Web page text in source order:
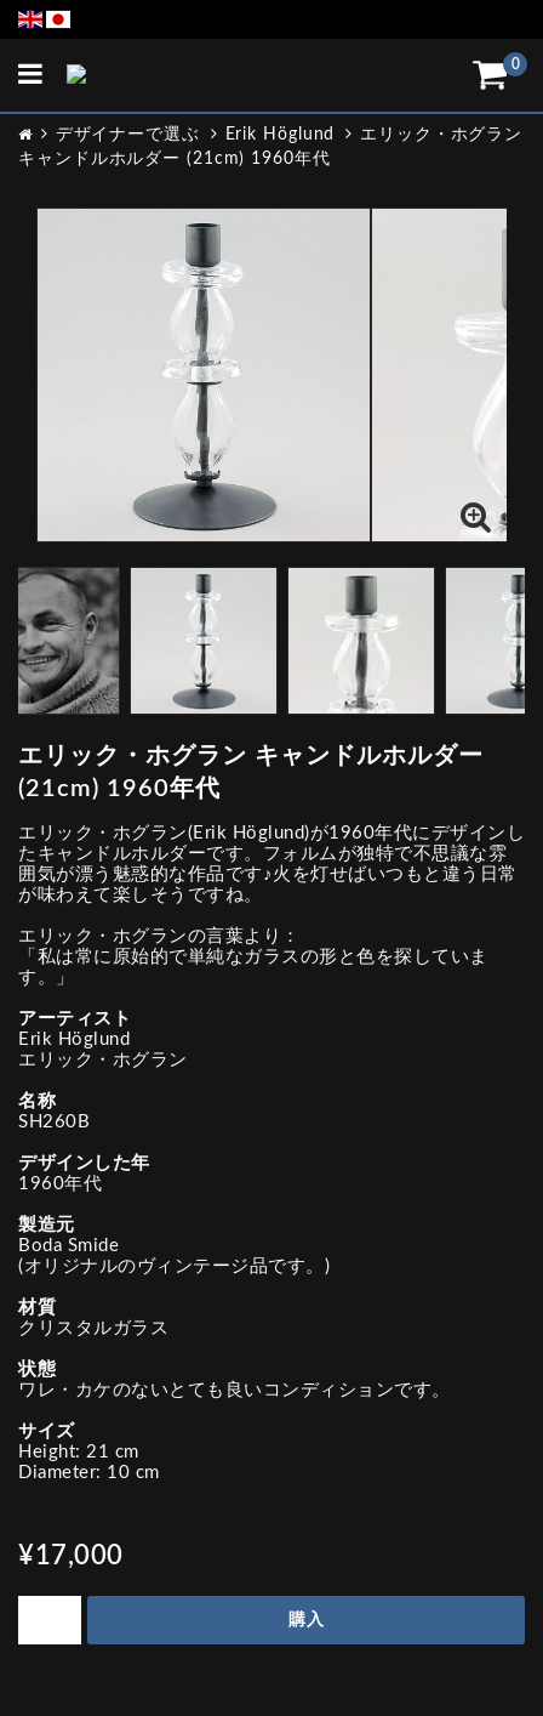
0
Toggle
デザイナーで選ぶ Erik Höglund
エリック・ホグラン
キャンドルホルダー (21cm) 1960年代
エリック・ホグラン キャンドルホルダー
(21cm) 1960年代
エリック・ホグラン(Erik Höglund)が1960年代にデザインし
たキャンドルホルダーです。フォルムが独特で不思議な雰
囲気が漂う魅惑的な作品です♪火を灯せばいつもと違う日常
が味わえて楽しそうですね。
エリック・ホグランの言葉より：
「私は常に原始的で単純なガラスの形と色を探していま
す。」
アーティスト
Erik Höglund
エリック・ホグラン
名称
SH260B
デザインした年
1960年代
製造元
Boda Smide
(オリジナルのヴィンテージ品です。)
材質
クリスタルガラス
状態
ワレ・カケのないとても良いコンディションです。
サイズ
Height: 21 cm
Diameter: 10 cm
¥17,000
購入